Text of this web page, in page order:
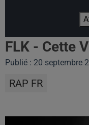
FLK - Cette
Publié : 20 septembre
RAP FR